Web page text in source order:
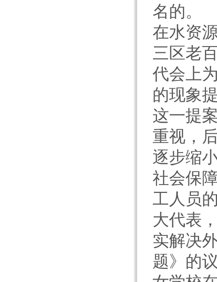
名的。
在水资
三区老
代会上
的现象
这一提
重视，
逐步缩
社会保
工人员
大代表
实解决
题》的